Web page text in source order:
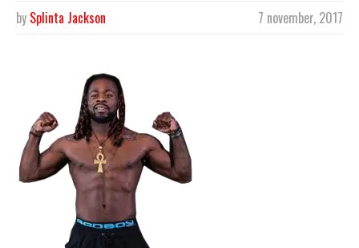
7 november, 2017
by Splinta Jackson